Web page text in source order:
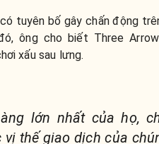
tuyên bố gây chấn động
ông cho biết Three
xấu sau lưng.
lớn nhất của họ,
vị thế giao dịch của